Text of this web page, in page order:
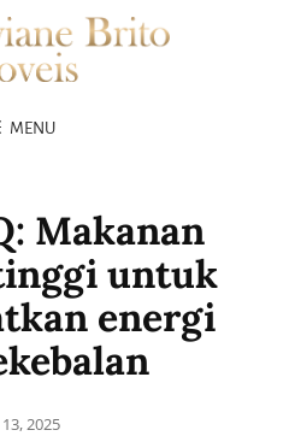
MENU
Makanan
untuk
energi
2025